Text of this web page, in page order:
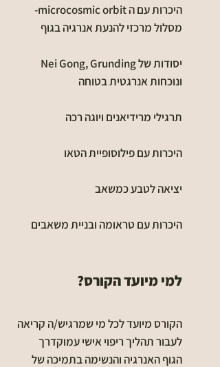
היכרות עם ה microcosmic orbit-
מסלול מרכזי להנעת אנרגיה בגוף
יסודות של Nei Gong, Grunding
ונוכחות אנרגטית בטוחה
תרגילי מרידיאנים ויוגה רכה
היכרות עם פילוסופיית הטאו
יציאה לטבע כמשאב
היכרות עם טראומה ובניית משאבים
למי מיועד הקורס?
הקורס מיועד לכל מי שמרגיש/ה קריאה
לעבור תהליך ריפוי אישי עמוקדרך
הגוף האנרגיה והנשימה בתמיכה של